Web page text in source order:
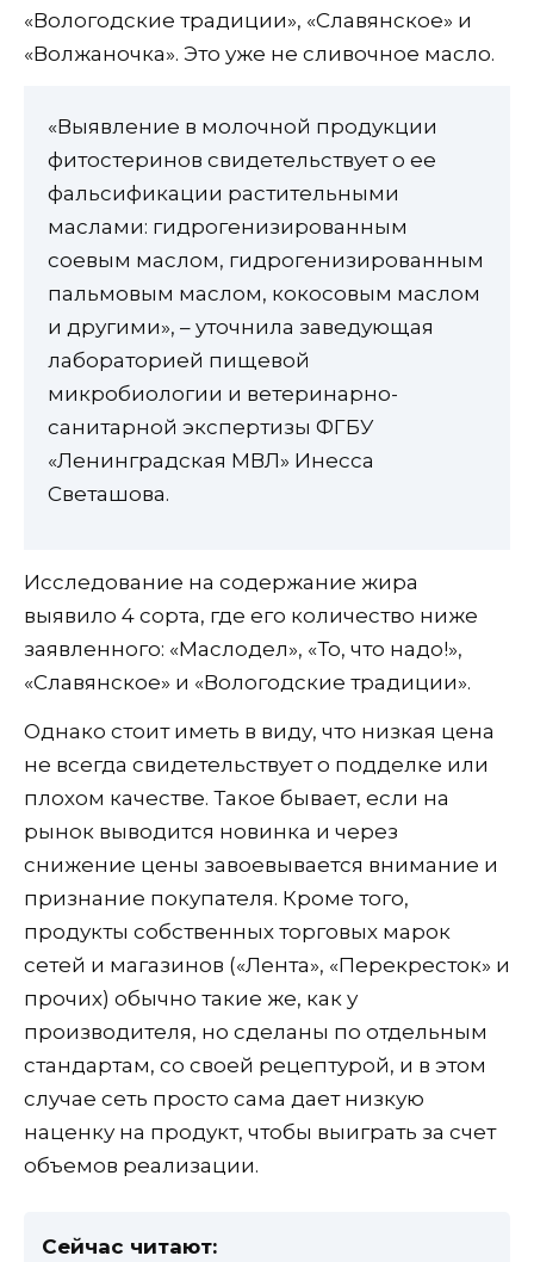
«Вологодские традиции», «Славянское» и
«Волжаночка». Это уже не сливочное масло.
«Выявление в молочной продукции
фитостеринов свидетельствует о ее
фальсификации растительными
маслами: гидрогенизированным
соевым маслом, гидрогенизированным
пальмовым маслом, кокосовым маслом
и другими», – уточнила заведующая
лабораторией пищевой
микробиологии и ветеринарно-
санитарной экспертизы ФГБУ
«Ленинградская МВЛ» Инесса
Светашова.
Исследование на содержание жира
выявило 4 сорта, где его количество ниже
заявленного: «Маслодел», «То, что надо!»,
«Славянское» и «Вологодские традиции».
Однако стоит иметь в виду, что низкая цена
не всегда свидетельствует о подделке или
плохом качестве. Такое бывает, если на
рынок выводится новинка и через
снижение цены завоевывается внимание и
признание покупателя. Кроме того,
продукты собственных торговых марок
сетей и магазинов («Лента», «Перекресток» и
прочих) обычно такие же, как у
производителя, но сделаны по отдельным
стандартам, со своей рецептурой, и в этом
случае сеть просто сама дает низкую
наценку на продукт, чтобы выиграть за счет
объемов реализации.
Сейчас читают: